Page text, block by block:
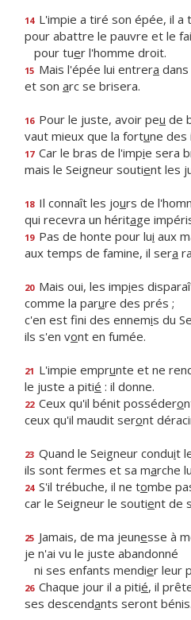
14 L'impie a tiré son épée, il a
pour abattre le pauvre et le
pour tuer l'homme droit.
15 Mais l'épée lui entrera
et son arc se brisera.
16 Pour le juste, avoir peu de
vaut mieux que la fortune des
17 Car le bras de l'impie sera
mais le Seigneur soutient les
18 Il connaît les jours de
qui recevra un héritage
19 Pas de honte pour lui aux
aux temps de famine, il sera
20 Mais oui, les impies
comme la parure des prés ;
c'en est fini des ennemis du
ils s'en vont en fumée.
21 L'impie emprunte et ne
le juste a pitié : il donne.
22 Ceux qu'il bénit possédero
ceux qu'il maudit seront
23 Quand le Seigneur conduit
ils sont fermes et sa marche
24 S'il trébuche, il ne tombe
car le Seigneur le soutient de
25 Jamais, de ma jeunesse à
je n'ai vu le juste abandonné
ni ses enfants mendier leur
26 Chaque jour il a pitié, il
ses descendants seront bénis.